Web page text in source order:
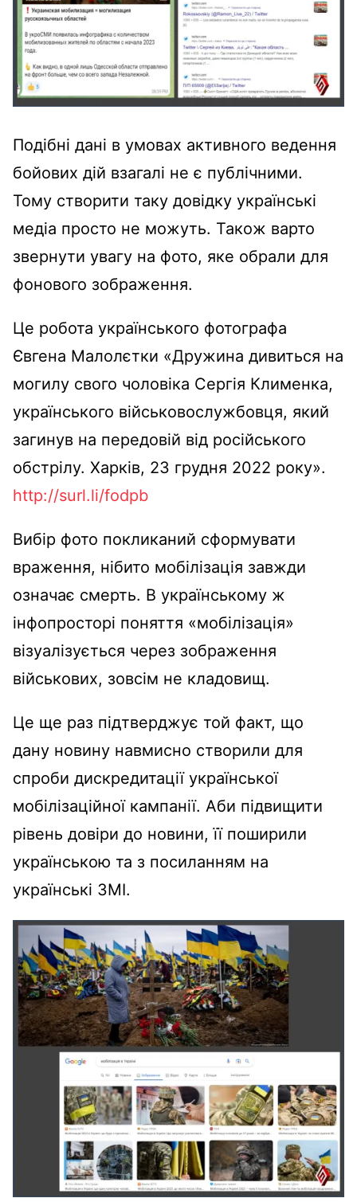
Подібні дані в умовах активного ведення
бойових дій взагалі не є публічними.
Тому створити таку довідку українські
медіа просто не можуть. Також варто
звернути увагу на фото, яке обрали для
фонового зображення.
Це робота українського фотографа
Євгена Малолєтки «Дружина дивиться на
могилу свого чоловіка Сергія Клименка,
українського військовослужбовця, який
загинув на передовій від російського
обстрілу. Харків, 23 грудня 2022 року».
http://surl.li/fodpb
Вибір фото покликаний сформувати
враження, нібито мобілізація завжди
означає смерть. В українському ж
інфопросторі поняття «мобілізація»
візуалізується через зображення
військових, зовсім не кладовищ.
Це ще раз підтверджує той факт, що
дану новину навмисно створили для
спроби дискредитації української
мобілізаційної кампанії. Аби підвищити
рівень довіри до новини, її поширили
українською та з посиланням на
українські ЗМІ.